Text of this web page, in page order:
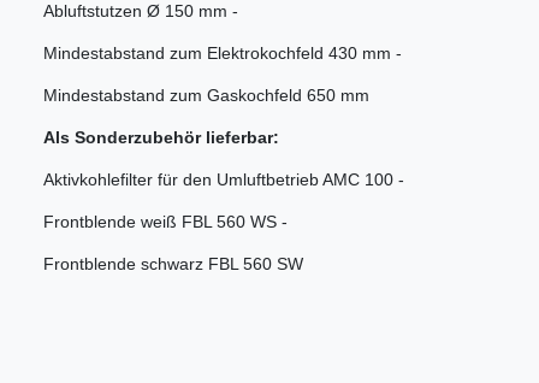
Abluftstutzen Ø 150 mm -
Mindestabstand zum Elektrokochfeld 430 mm -
Mindestabstand zum Gaskochfeld 650 mm
Als Sonderzubehör lieferbar:
Aktivkohlefilter für den Umluftbetrieb AMC 100 -
Frontblende weiß FBL 560 WS -
Frontblende schwarz FBL 560 SW